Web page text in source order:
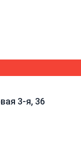
3-я, 36